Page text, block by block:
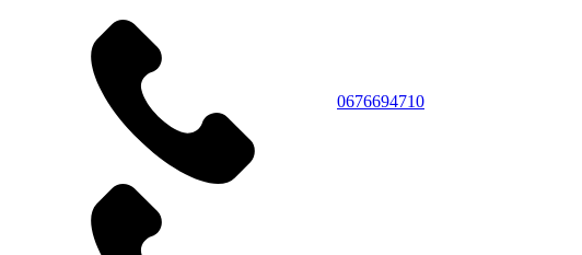
0676694710